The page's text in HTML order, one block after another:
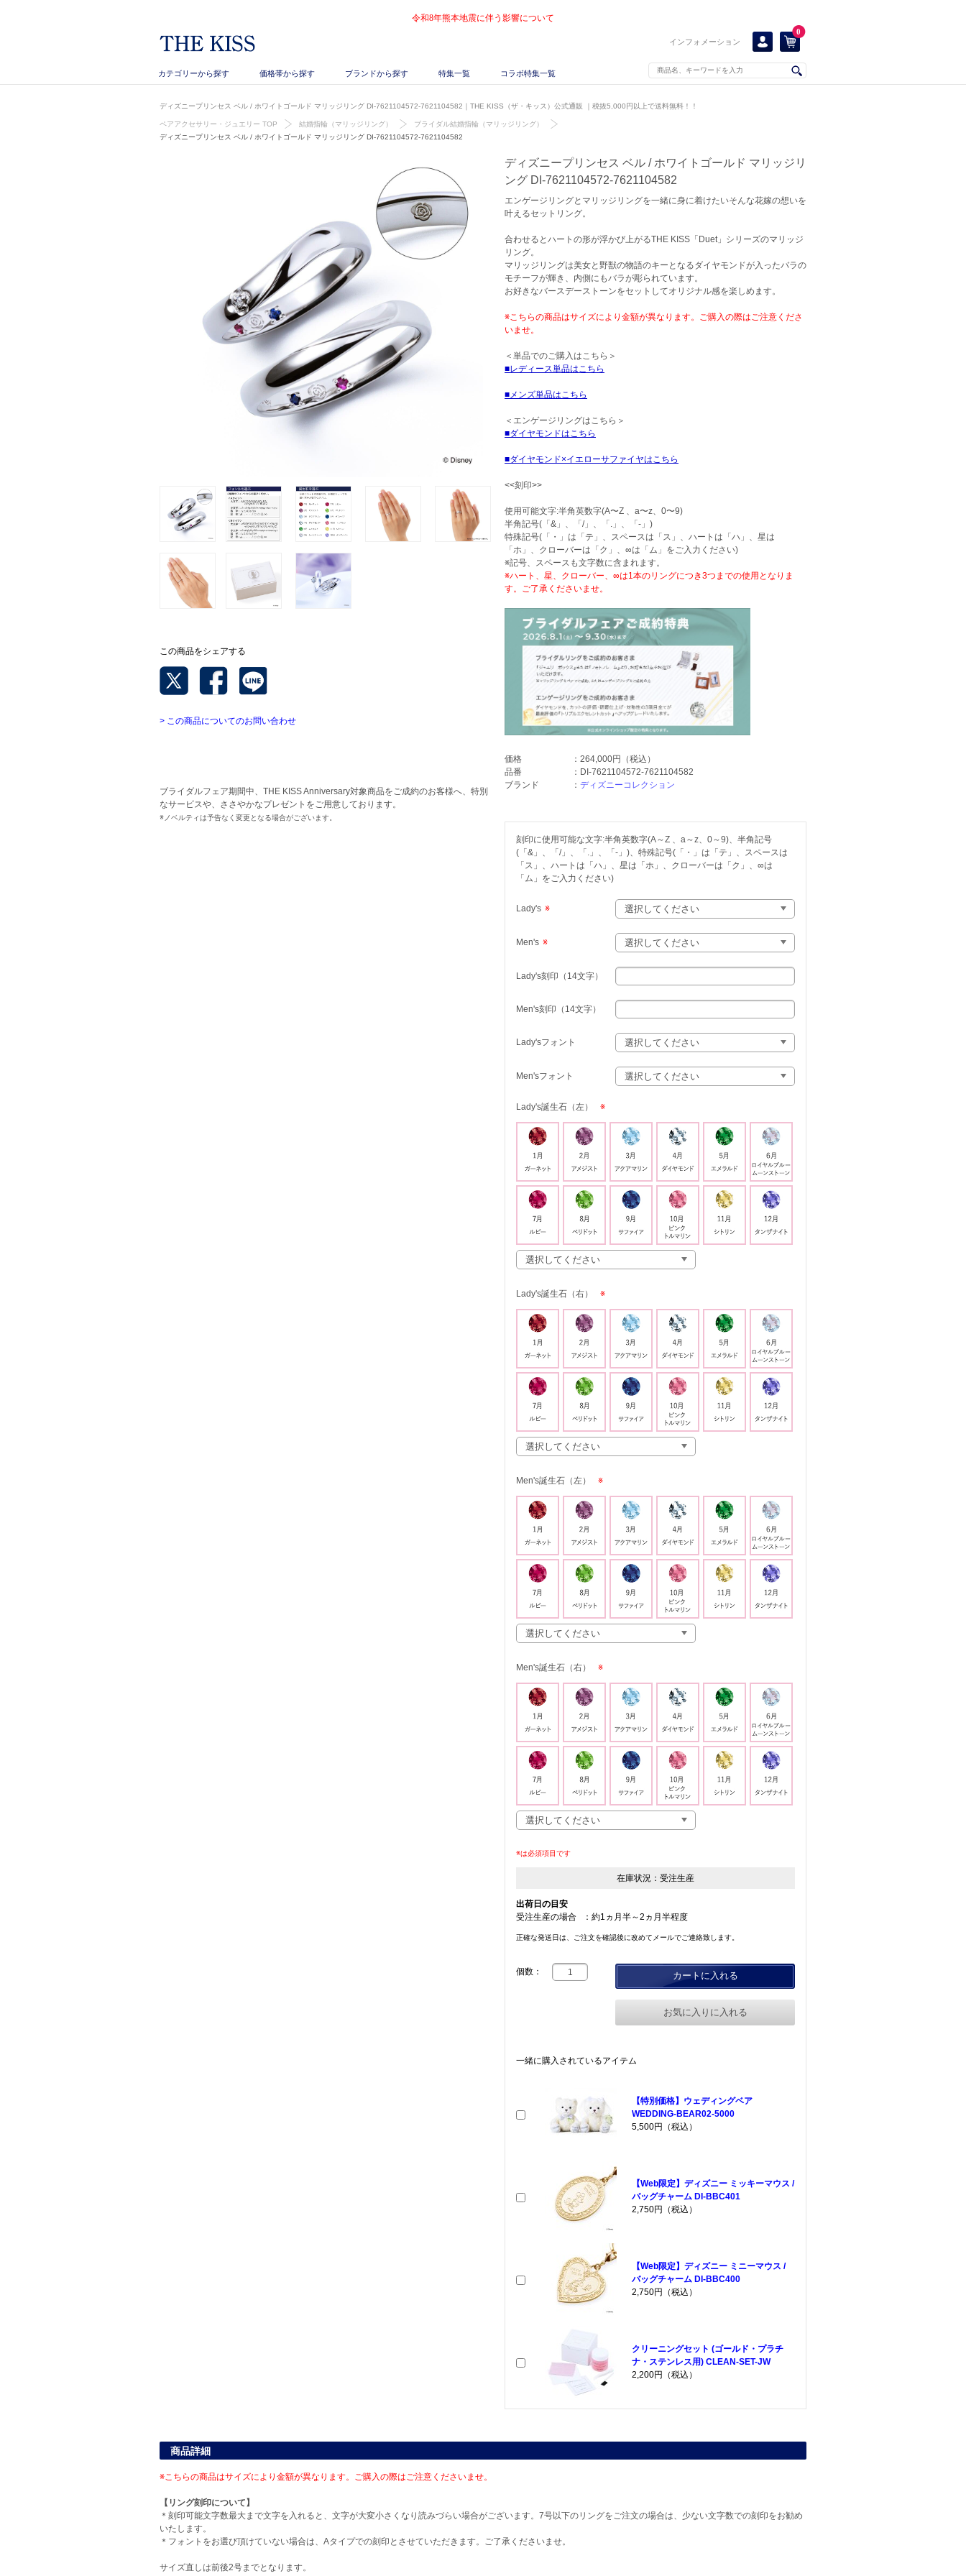
令和8年熊本地震に伴う影響について
インフォメーション
0
カテゴリーから探す 価格帯から探す ブランドから探す 特集一覧 コラボ特集一覧
ディズニープリンセス ベル / ホワイトゴールド マリッジリング DI-7621104572-7621104582｜THE KISS（ザ・キッス）公式通販 ｜税抜5,000円以上で送料無料！！
ペアアクセサリー・ジュエリー TOP 結婚指輪（マリッジリング）
ブライダル結婚指輪（マリッジリング）
ディズニープリンセス ベル / ホワイトゴールド マリッジリング DI-7621104572-7621104582
この商品をシェアする
> この商品についてのお問い合わせ
ブライダルフェア期間中、THE KISS Anniversary対象商品をご成約のお客様へ、特別
なサービスや、ささやかなプレゼントをご用意しております。
※ノベルティは予告なく変更となる場合がございます。
ディズニープリンセス ベル / ホワイトゴールド マリッジリ
ング DI-7621104572-7621104582
エンゲージリングとマリッジリングを一緒に身に着けたいそんな花嫁の想いを
叶えるセットリング。
合わせるとハートの形が浮かび上がるTHE KISS「Duet」シリーズのマリッジ
リング。
マリッジリングは美女と野獣の物語のキーとなるダイヤモンドが入ったバラの
モチーフが輝き、内側にもバラが彫られています。
お好きなバースデーストーンをセットしてオリジナル感を楽しめます。
※こちらの商品はサイズにより金額が異なります。ご購入の際はご注意くださ
いませ。
＜単品でのご購入はこちら＞
レディース単品はこちら
メンズ単品はこちら
＜エンゲージリングはこちら＞
ダイヤモンドはこちら
ダイヤモンド×イエローサファイヤはこちら
<<刻印>>
使用可能文字:半角英数字(A〜Z 、a〜z、0〜9)
半角記号(「&」、「/」、「.」、「-」)
特殊記号(「・」は「テ」、スペースは「ス」、ハートは「ハ」、星は
「ホ」、クローバーは「ク」、∞は「ム」をご入力ください)
※記号、スペースも文字数に含まれます。
※ハート、星、クローバー、∞は1本のリングにつき3つまでの使用となりま
す。ご了承くださいませ。
価格 ： 264,000円
（税込）
品番
： DI-7621104572-7621104582
ブランド
： ディズニーコレクション
刻印に使用可能な文字:半角英数字(A～Z 、a～z、0～9)、半角記号
(「&」、「/」、「.」、「-」)、特殊記号(「・」は「テ」、スペースは
「ス」、ハートは「ハ」、星は「ホ」、クローバーは「ク」、∞は
「ム」をご入力ください)
Lady's ※
Men's ※
Lady's刻印（14文字）
Men's刻印（14文字）
Lady'sフォント
Men'sフォント
Lady's誕生石（左） ※
Lady's誕生石（右） ※
Men's誕生石（左） ※
Men's誕生石（右） ※
※は必須項目です
在庫状況： 受注生産
出荷日の目安
受注生産の場合
： 約1ヵ月半～2ヵ月半程度
正確な発送日は、ご注文を確認後に改めてメールでご連絡致します。
個数： カートに入れる
お気に入りに入れる
一緒に購入されているアイテム
【特別価格】ウェディングベア
WEDDING-BEAR02-5000
5,500円（税込）
【Web限定】ディズニー ミッキーマウス /
バッグチャーム DI-BBC401
2,750円（税込）
【Web限定】ディズニー ミニーマウス /
バッグチャーム DI-BBC400
2,750円（税込）
クリーニングセット (ゴールド・プラチ
ナ・ステンレス用) CLEAN-SET-JW
2,200円（税込）
商品詳細
※こちらの商品はサイズにより金額が異なります。ご購入の際はご注意くださいませ。
【リング刻印について】
＊刻印可能文字数最大まで文字を入れると、文字が大変小さくなり読みづらい場合がございます。7号以下のリングをご注文の場合は、少ない文字数での刻印をお勧め
いたします。
＊フォントをお選び頂けていない場合は、Aタイプでの刻印とさせていただきます。ご了承くださいませ。
サイズ直しは前後2号までとなります。